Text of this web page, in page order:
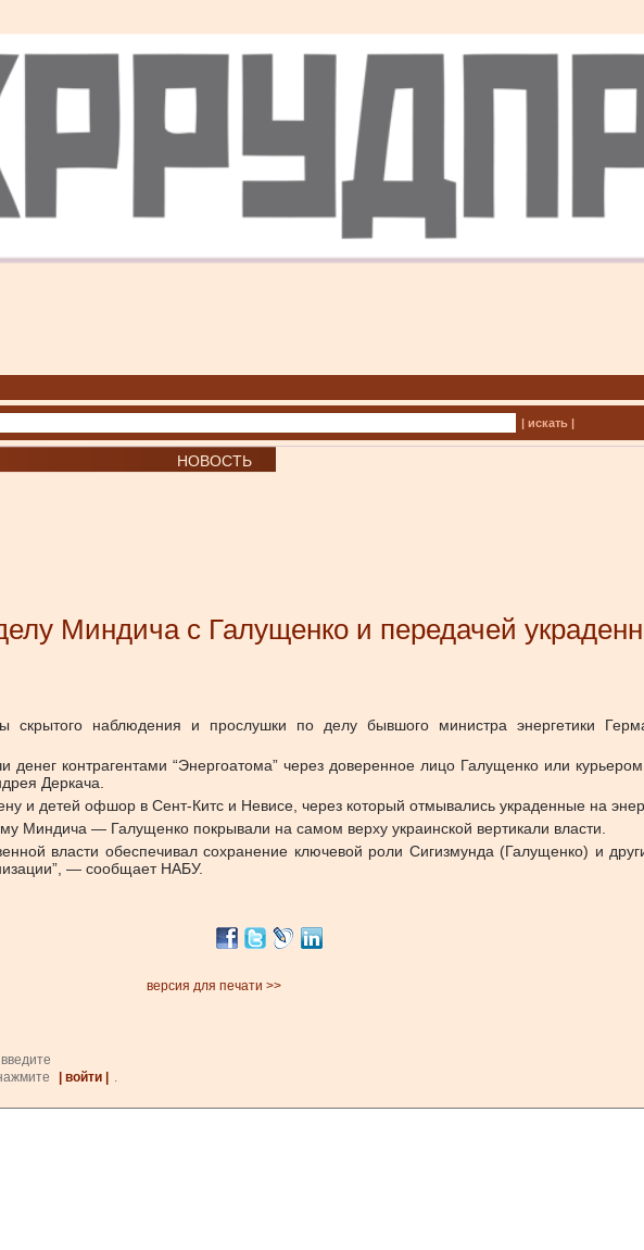
| искать |
НОВОСТЬ
Миндича с Галущенко и передачей
скрытого наблюдения и прослушки по делу бывшого министра энергетики
контрагентами “Энергоатома” через доверенное лицо Галущенко или
Деркача.
и детей офшор в Сент-Китс и Невисе, через который отмывались украденные на
Миндича — Галущенко покрывали на самом верху украинской вертикали власти.
власти обеспечивал сохранение ключевой роли Сигизмунда (Галущенко) и
— сообщает НАБУ.
версия для печати >>
| войти |
.